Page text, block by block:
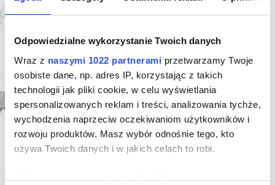
Odpowiedzialne wykorzystanie Twoich danych
Wraz z naszymi 1022 partnerami przetwarzamy Twoje
osobiste dane, np. adres IP, korzystając z takich
technologii jak pliki cookie, w celu wyświetlania
spersonalizowanych reklam i treści, analizowania tychże,
wychodzenia naprzeciw oczekiwaniom użytkowników i
rozwoju produktów. Masz wybór odnośnie tego, kto
używa Twoich danych i w jakich celach to robi.
Jeśli wyrazisz na to zgodę, chcielibyśmy również:
Zapytaj o ofertę indywidualną